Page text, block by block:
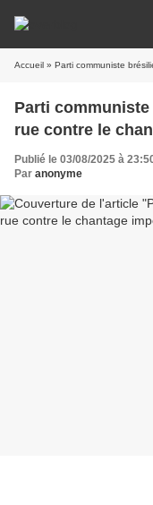
Accueil » Parti communiste
Parti
rue contre le
Publié le 03/08/2025 à
Par anonyme